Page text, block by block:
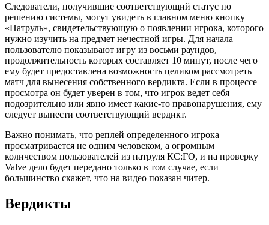
Следователи, получившие соответствующий статус по
решению системы, могут увидеть в главном меню кнопку
«Патруль», свидетельствующую о появлении игрока, которого
нужно изучить на предмет нечестной игры. Для начала
пользователю показывают игру из восьми раундов,
продолжительность которых составляет 10 минут, после чего
ему будет предоставлена возможность целиком рассмотреть
матч для вынесения собственного вердикта. Если в процессе
просмотра он будет уверен в том, что игрок ведет себя
подозрительно или явно имеет какие-то правонарушения, ему
следует вынести соответствующий вердикт.
Важно понимать, что реплей определенного игрока
просматривается не одним человеком, а огромным
количеством пользователей из патруля КС:ГО, и на проверку
Valve дело будет передано только в том случае, если
большинство скажет, что на видео показан читер.
Вердикты